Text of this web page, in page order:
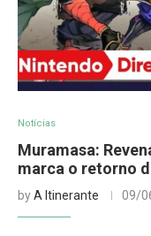
Notícias
Muramasa:
marca o retorno
byA Itinerante 09/